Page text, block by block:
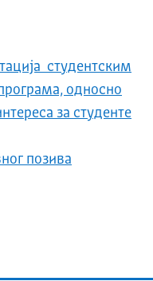
студентским
односно
за студенте
позива